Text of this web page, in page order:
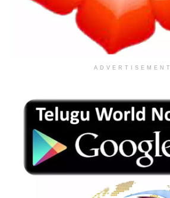
ADVERTISEMENT